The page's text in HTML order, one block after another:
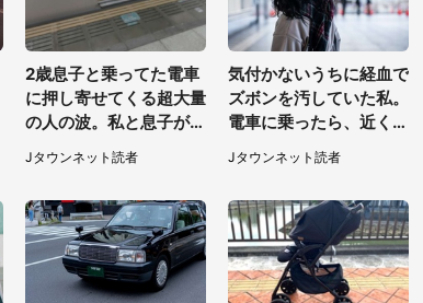
2歳息子と乗ってた電車
に押し寄せてくる超大量
の人の波。私と息子が絶
叫していると、若いカッ
プルの乗客が...（東京
Jタウンネット読者
気付かないうちに経血で
ズボンを汚していた私。
電車に乗ったら、近くの
女性客が小さな声で（千
葉県・10代女性）
Jタウンネット読者